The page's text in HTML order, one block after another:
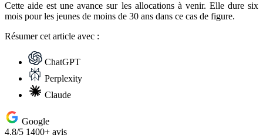
Cette aide est une avance sur les allocations à venir. Elle dure six
mois pour les jeunes de moins de 30 ans dans ce cas de figure.
Résumercet article avec :
ChatGPT
Perplexity
Claude
Google
4.8/5 1400+ avis